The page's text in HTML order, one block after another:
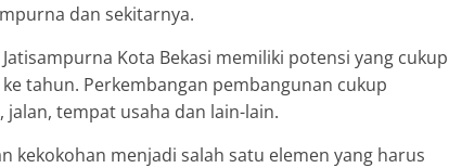
dan sekitarnya.
Kota Bekasi memiliki potensi yang cukup
tahun. Perkembangan pembangunan cukup
tempat usaha dan lain-lain.
kekokohan menjadi salah satu elemen yang harus